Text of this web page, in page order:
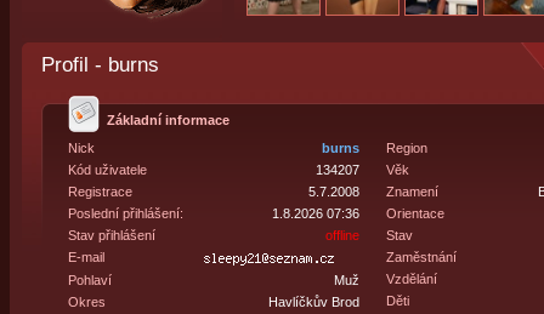
Profil - burns
Základní informace
Nick
burns
Kód uživatele
134207
Registrace
5.7.2008
Poslední přihlášení:
1.8.2026 07:36
Stav přihlášení
offline
E-mail
Pohlaví
Muž
Okres
Havlíčkův Brod
Region
Věk
Znamení
Orientace
Stav
Zaměstnání
Vzdělání
Děti